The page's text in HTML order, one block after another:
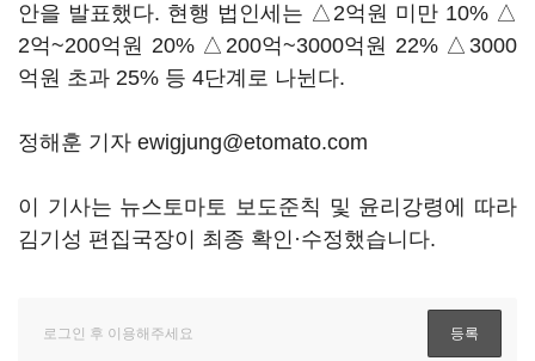
안을 발표했다. 현행 법인세는 △2억원 미만 10% △
2억~200억원 20% △200억~3000억원 22% △3000
억원 초과 25% 등 4단계로 나뉜다.
정해훈 기자 ewigjung@etomato.com
이 기사는 뉴스토마토 보도준칙 및 윤리강령에 따라
김기성 편집국장이 최종 확인·수정했습니다.